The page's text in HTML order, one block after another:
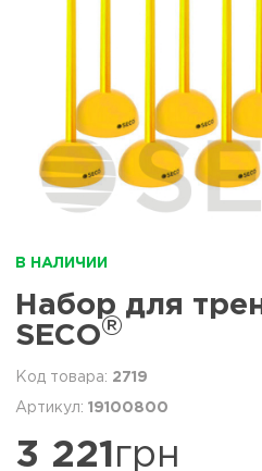
В НАЛИЧИИ
Набор для
SECO®
2719
19100800
3 221 грн